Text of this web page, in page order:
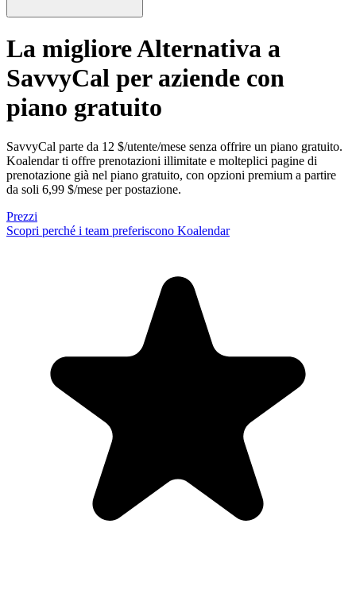
La miglioreAlternativa a
SavvyCal per aziende con
piano gratuito
SavvyCal parte da 12 $/utente/mese senza offrire un piano gratuito.
Koalendar ti offre prenotazioni illimitate e molteplici pagine di
prenotazione già nel piano gratuito, con opzioni premium a partire
da soli 6,99 $/mese per postazione.
Prezzi
Scopri perché i team preferiscono Koalendar